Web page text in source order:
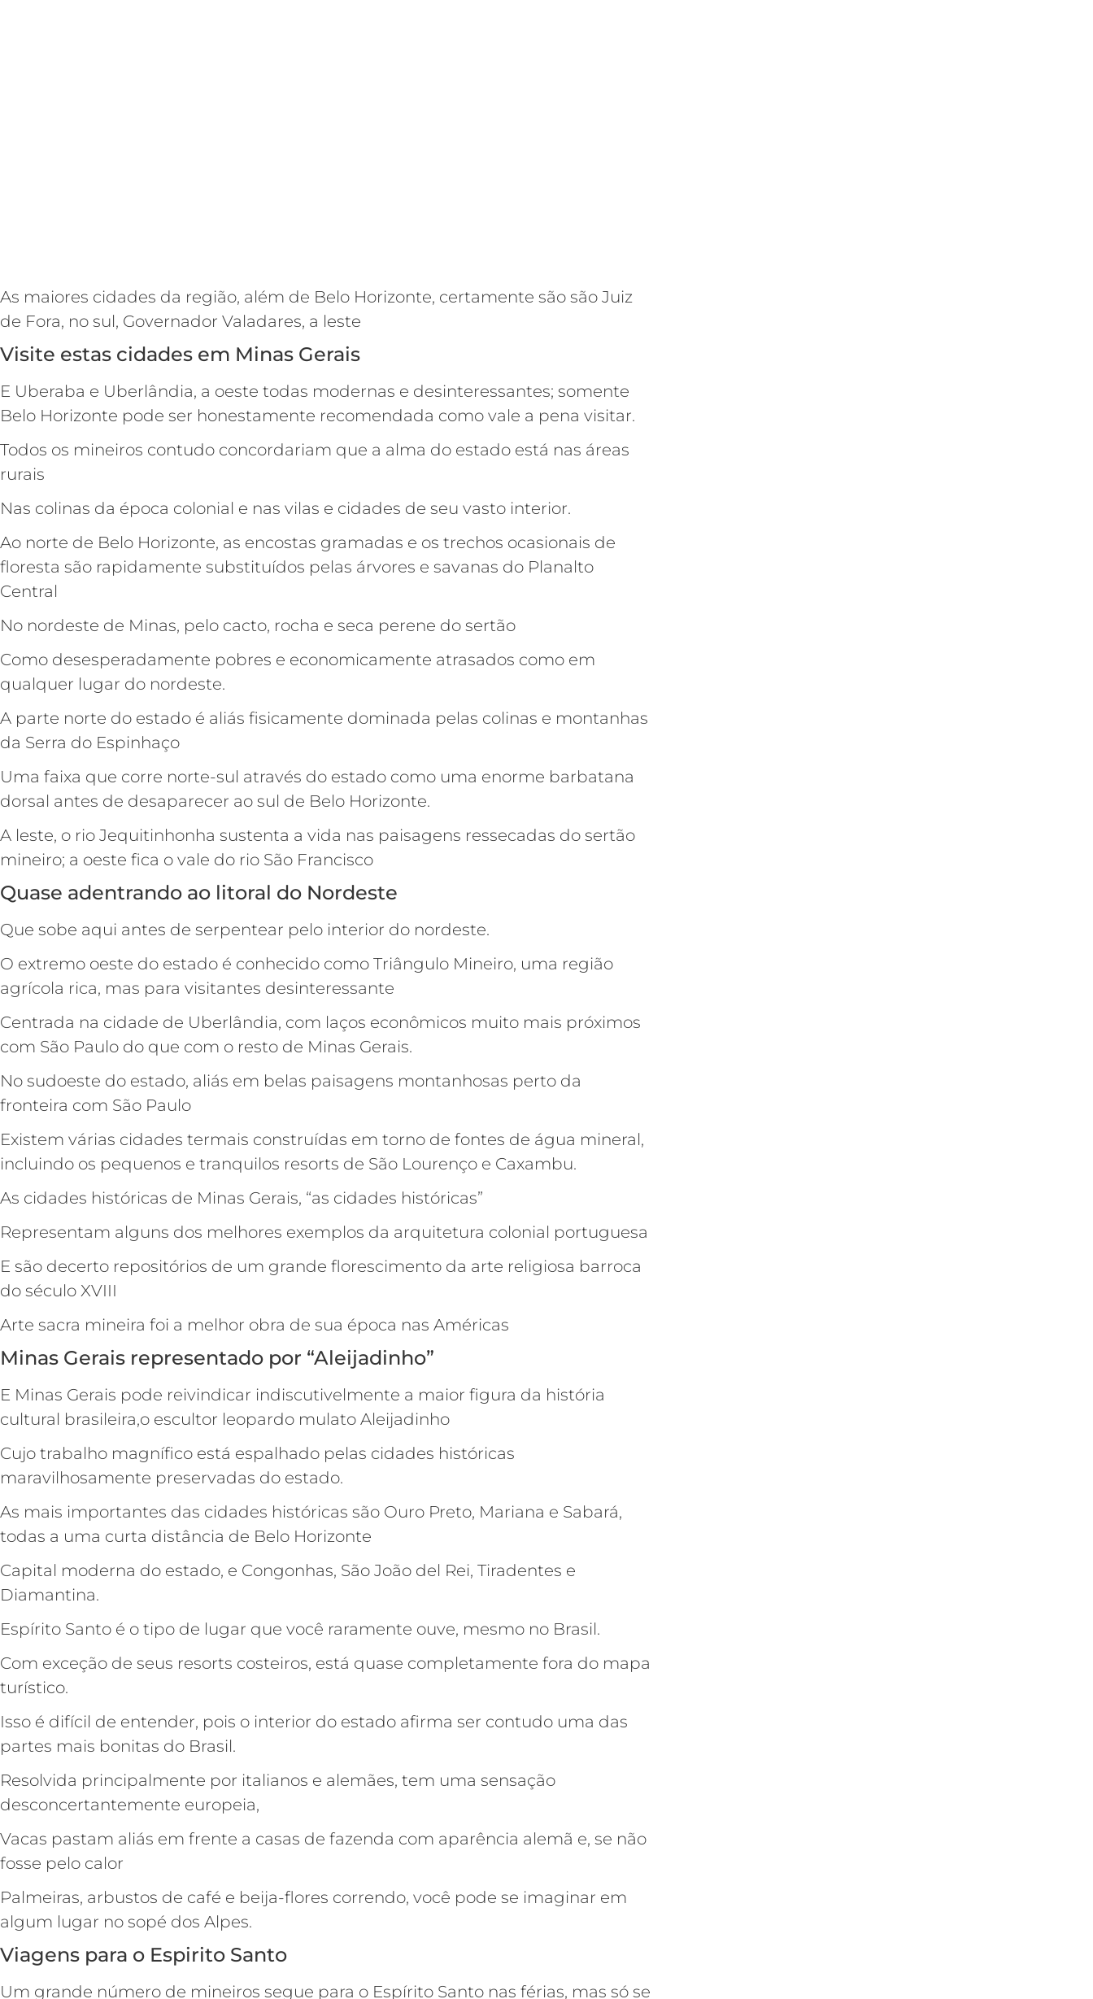
As maiores cidades da região, além de Belo Horizonte, certamente são são Juiz
de Fora, no sul, Governador Valadares, a leste
Visite estas cidades em Minas Gerais
E Uberaba e Uberlândia, a oeste todas modernas e desinteressantes; somente
Belo Horizonte pode ser honestamente recomendada como vale a pena visitar.
Todos os mineiros contudo concordariam que a alma do estado está nas áreas
rurais
Nas colinas da época colonial e nas vilas e cidades de seu vasto interior.
Ao norte de Belo Horizonte, as encostas gramadas e os trechos ocasionais de
floresta são rapidamente substituídos pelas árvores e savanas do Planalto
Central
No nordeste de Minas, pelo cacto, rocha e seca perene do sertão
Como desesperadamente pobres e economicamente atrasados como em
qualquer lugar do nordeste.
A parte norte do estado é aliás fisicamente dominada pelas colinas e montanhas
da Serra do Espinhaço
Uma faixa que corre norte-sul através do estado como uma enorme barbatana
dorsal antes de desaparecer ao sul de Belo Horizonte.
A leste, o rio Jequitinhonha sustenta a vida nas paisagens ressecadas do sertão
mineiro; a oeste fica o vale do rio São Francisco
Quase adentrando ao litoral do Nordeste
Que sobe aqui antes de serpentear pelo interior do nordeste.
O extremo oeste do estado é conhecido como Triângulo Mineiro, uma região
agrícola rica, mas para visitantes desinteressante
Centrada na cidade de Uberlândia, com laços econômicos muito mais próximos
com São Paulo do que com o resto de Minas Gerais.
No sudoeste do estado, aliás em belas paisagens montanhosas perto da
fronteira com São Paulo
Existem várias cidades termais construídas em torno de fontes de água mineral,
incluindo os pequenos e tranquilos resorts de São Lourenço e Caxambu.
As cidades históricas de Minas Gerais, “as cidades históricas”
Representam alguns dos melhores exemplos da arquitetura colonial portuguesa
E são decerto repositórios de um grande florescimento da arte religiosa barroca
do século XVIII
Arte sacra mineira foi a melhor obra de sua época nas Américas
Minas Gerais representado por “Aleijadinho”
E Minas Gerais pode reivindicar indiscutivelmente a maior figura da história
cultural brasileira,o escultor leopardo mulato Aleijadinho
Cujo trabalho magnífico está espalhado pelas cidades históricas
maravilhosamente preservadas do estado.
As mais importantes das cidades históricas são Ouro Preto, Mariana e Sabará,
todas a uma curta distância de Belo Horizonte
Capital moderna do estado, e Congonhas, São João del Rei, Tiradentes e
Diamantina.
Espírito Santo é o tipo de lugar que você raramente ouve, mesmo no Brasil.
Com exceção de seus resorts costeiros, está quase completamente fora do mapa
turístico.
Isso é difícil de entender, pois o interior do estado afirma ser contudo uma das
partes mais bonitas do Brasil.
Resolvida principalmente por italianos e alemães, tem uma sensação
desconcertantemente europeia,
Vacas pastam aliás em frente a casas de fazenda com aparência alemã e, se não
fosse pelo calor
Palmeiras, arbustos de café e beija-flores correndo, você pode se imaginar em
algum lugar no sopé dos Alpes.
Viagens para o Espirito Santo
Um grande número de mineiros segue para o Espírito Santo nas férias, mas só se